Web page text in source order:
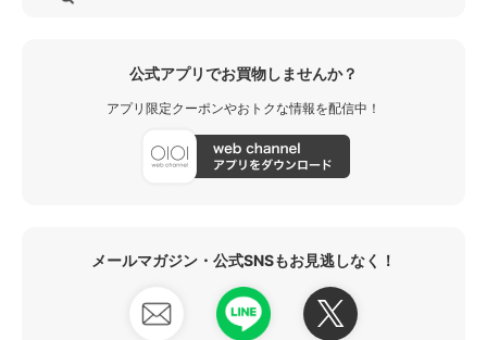
公式アプリでお買物しませんか？
アプリ限定クーポンやおトクな情報を配信中！
メールマガジン・公式SNSもお見逃しなく！